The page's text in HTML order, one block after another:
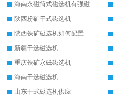
海南永磁筒式磁选机有强磁的吗
陕西粉矿干式磁选机
陕西铁矿磁选机如何配置
新疆干选磁选机
重庆铁矿永磁磁选机
海南干选磁选机
山东干式磁选机供应